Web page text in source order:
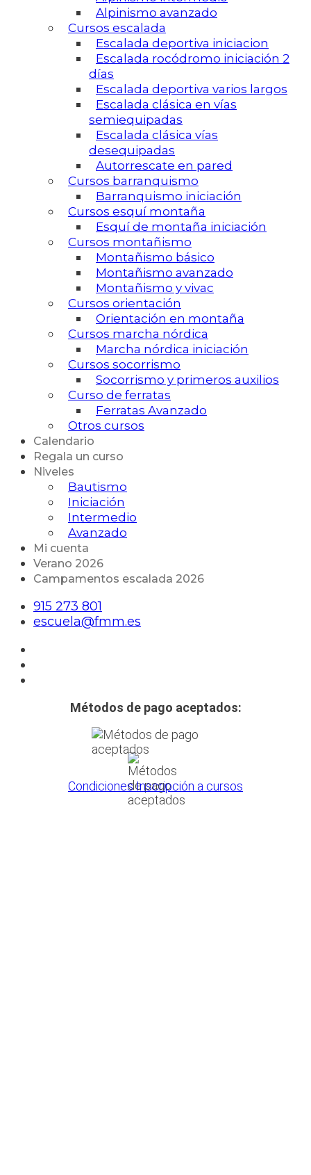
Alpinismo avanzado
Cursos escalada
Escalada deportiva iniciacion
Escalada rocódromo iniciación 2
días
Escalada deportiva varios largos
Escalada clásica en vías
semiequipadas
Escalada clásica vías
desequipadas
Autorrescate en pared
Cursos barranquismo
Barranquismo iniciación
Cursos esquí montaña
Esquí de montaña iniciación
Cursos montañismo
Montañismo básico
Montañismo avanzado
Montañismo y vivac
Cursos orientación
Orientación en montaña
Cursos marcha nórdica
Marcha nórdica iniciación
Cursos socorrismo
Socorrismo y primeros auxilios
Curso de ferratas
Ferratas Avanzado
Otros cursos
Calendario
Regala un curso
Niveles
Bautismo
Iniciación
Intermedio
Avanzado
Mi cuenta
Verano 2026
Campamentos escalada 2026
915 273 801
escuela@fmm.es
Métodos de pago aceptados:
Condiciones Inscripción a cursos